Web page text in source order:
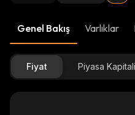
Genel Bakış Varlıklar
Fiyat Piyasa